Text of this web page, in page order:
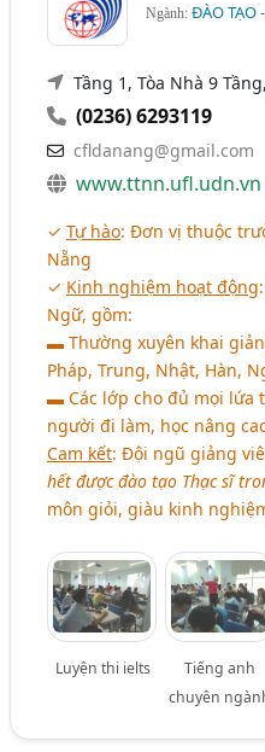
Ngành:ĐÀO TẠO
Tầng 1, Tòa Nhà 9
(0236) 6293119
cfldanang@gmail.com
www.ttnn.ufl.udn.vn
✓Tự hào: Đơn vị thuộc
Nẵng
✓ Kinh nghiệm hoạt động
Ngữ, gồm:
▬ Thường xuyên khai
Pháp, Trung, Nhật, Hàn,
▬ Các lớp cho đủ mọi lứa
người đi làm, học nâng
Cam kết: Đội ngũ giảng
hết được đào tạo Thạc sĩ
môn giỏi, giàu kinh
Luyện thi ielts
Tiếng anh
chuyên